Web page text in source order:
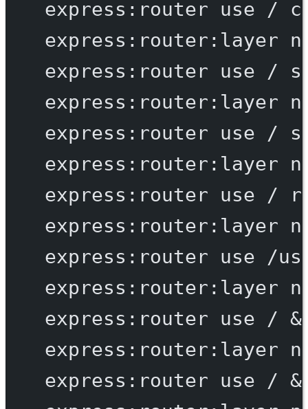
express:router
use /
express:router:layer
express:router
use /
express:router:layer
express:router
use /
express:router:layer
express:router
use /
express:router:layer
express:router
use
/
express:router:layer
express:router
use / &
express:router:layer
express:router
use / &